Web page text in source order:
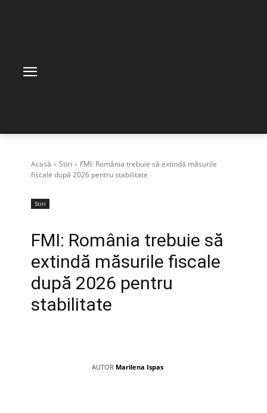
Acasă Stiri
FMI: România trebuie să extindă măsurile
fiscale după 2026 pentru stabilitate
Stiri
FMI: România trebuie să
extindă măsurile fiscale
după 2026 pentru
stabilitate
AUTOR Marilena Ispas